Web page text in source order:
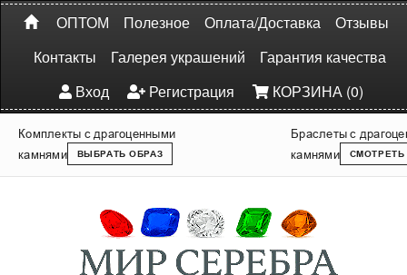
ОПТОМ Полезное Оплата/Доставка
Отзывы
Контакты
Галерея украшений
Гарантия качества
Вход
Регистрация КОРЗИНА (0)
Комплекты с драгоценными
камнями
ВЫБРАТЬ ОБРАЗ
Браслеты с
камнями
СМОТРЕТЬ